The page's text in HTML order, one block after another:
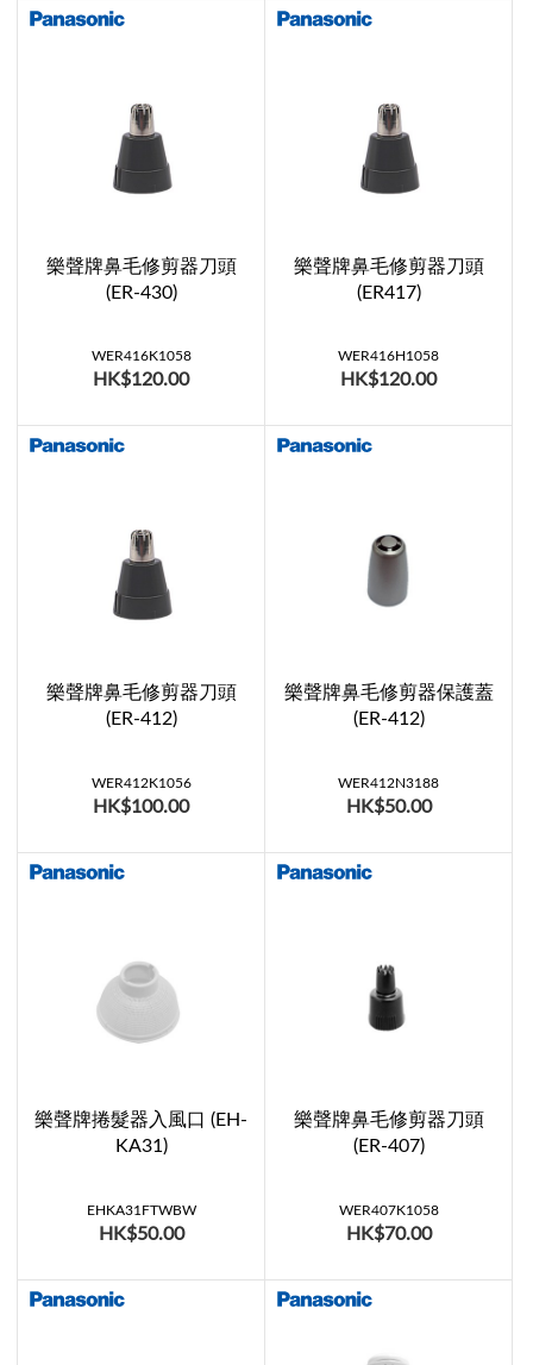
樂聲牌鼻毛修剪器刀頭
(ER-430)
WER416K1058
HK$120.00
樂聲牌鼻毛修剪器刀頭
(ER417)
WER416H1058
HK$120.00
樂聲牌鼻毛修剪器刀頭
(ER-412)
WER412K1056
HK$100.00
樂聲牌鼻毛修剪器保護蓋
(ER-412)
WER412N3188
HK$50.00
樂聲牌捲髮器入風口 (EH-
KA31)
EHKA31FTWBW
HK$50.00
樂聲牌鼻毛修剪器刀頭
(ER-407)
WER407K1058
HK$70.00